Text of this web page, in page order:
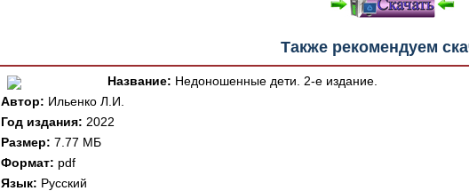
Также рекомендуем
Название: Недоношенные дети. 2-е издание.
Автор: Ильенко Л.И.
Год издания: 2022
Размер: 7.77 МБ
Формат: pdf
Язык: Русский